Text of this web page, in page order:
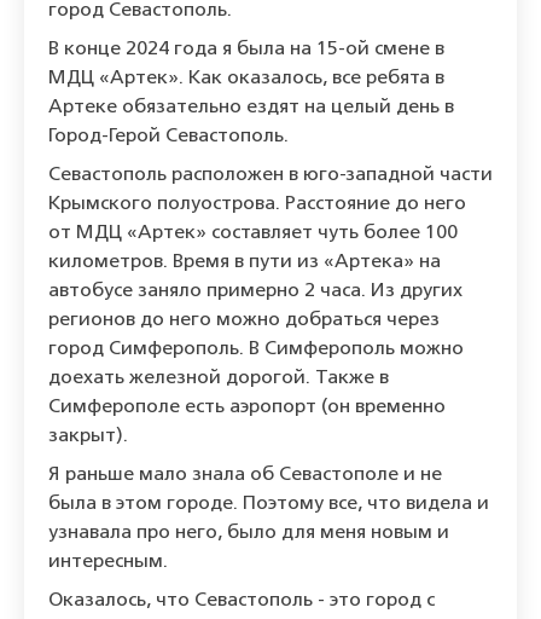
город Севастополь.
В конце 2024 года я была на 15-ой смене в
МДЦ «Артек». Как оказалось, все ребята в
Артеке обязательно ездят на целый день в
Город-Герой Севастополь.
Севастополь расположен в юго-западной части
Крымского полуострова. Расстояние до него
от МДЦ «Артек» составляет чуть более 100
километров. Время в пути из «Артека» на
автобусе заняло примерно 2 часа. Из других
регионов до него можно добраться через
город Симферополь. В Симферополь можно
доехать железной дорогой. Также в
Симферополе есть аэропорт (он временно
закрыт).
Я раньше мало знала об Севастополе и не
была в этом городе. Поэтому все, что видела и
узнавала про него, было для меня новым и
интересным.
Оказалось, что Севастополь - это город с